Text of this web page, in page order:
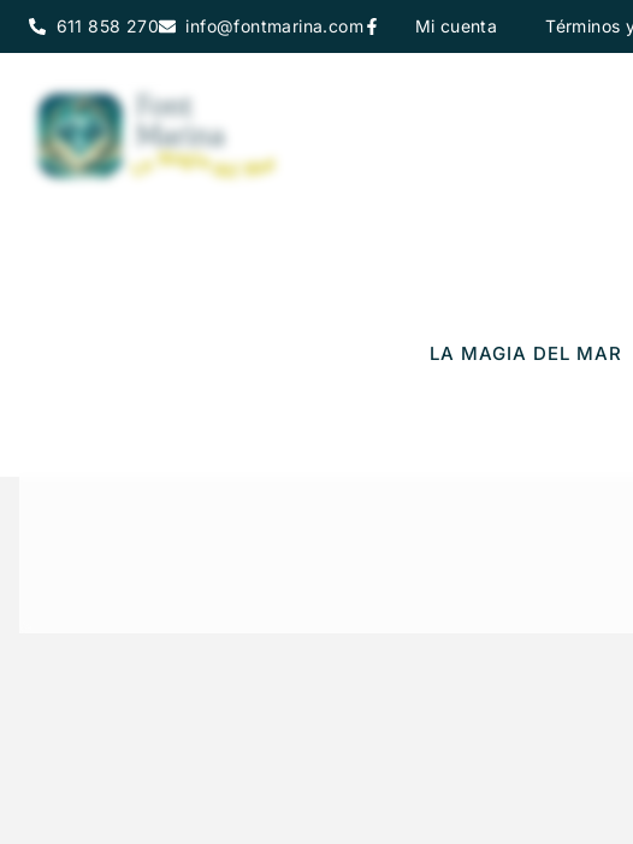
611 858 270 info@fontmarina.com Mi cuenta Términos
LA MAGIA DEL MAR